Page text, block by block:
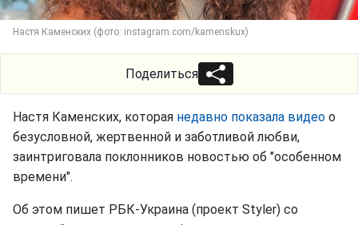
Настя Каменских (фото: instagram.com/kamenskux)
Поделиться
Настя Каменских, которая недавно показала видео о
безусловной, жертвенной и заботливой любви,
заинтриговала поклонников новостью об "особенном
времени".
Об этом пишет РБК-Украина (проект Styler) со